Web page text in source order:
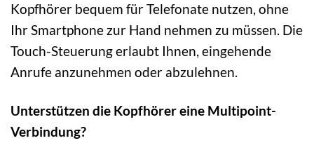
Kopfhörer bequem für Telefonate nutzen, ohne
Ihr Smartphone zur Hand nehmen zu müssen. Die
Touch-Steuerung erlaubt Ihnen, eingehende
Anrufe anzunehmen oder abzulehnen.
Unterstützen die Kopfhörer eine Multipoint-
Verbindung?